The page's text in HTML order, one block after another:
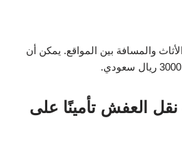
والمسافة بين المواقع. يمكن أن
العفش تأمينًا على